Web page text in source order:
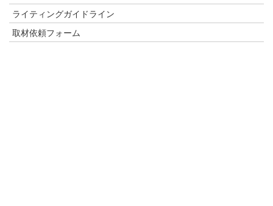
ライティングガイドライン
取材依頼フォーム